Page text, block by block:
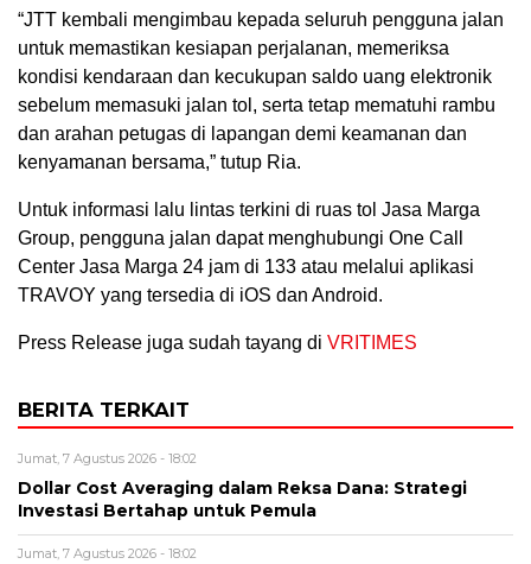
“JTT kembali mengimbau kepada seluruh pengguna jalan
untuk memastikan kesiapan perjalanan, memeriksa
kondisi kendaraan dan kecukupan saldo uang elektronik
sebelum memasuki jalan tol, serta tetap mematuhi rambu
dan arahan petugas di lapangan demi keamanan dan
kenyamanan bersama,” tutup Ria.
Untuk informasi lalu lintas terkini di ruas tol Jasa Marga
Group, pengguna jalan dapat menghubungi One Call
Center Jasa Marga 24 jam di 133 atau melalui aplikasi
TRAVOY yang tersedia di iOS dan Android.
Press Release juga sudah tayang di VRITIMES
BERITA TERKAIT
Jumat, 7 Agustus 2026 - 18:02
Dollar Cost Averaging dalam Reksa Dana: Strategi
Investasi Bertahap untuk Pemula
Jumat, 7 Agustus 2026 - 18:02